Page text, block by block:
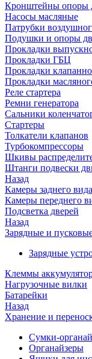
Кронштейны опоры
Насосы масляные
Патрубки
Подушки и опоры
Прокладки
Прокладки ГБЦ
Прокладки
Прокладки
Реле стартера
Ремни генератора
Сальники
Стартеры
Толкатели клапанов
Турбокомпрессоры
Шкивы
Штанги подвески
Назад
Камеры заднего вида
Камеры переднего
Подсветка дверей
Назад
Зарядные и
Зарядные
Клеммы
Нагрузочные вилки
Батарейки
Назад
Хранение и
Сумки-
Органайзеры